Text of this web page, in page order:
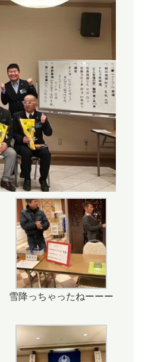
雪降っちゃったねーーー